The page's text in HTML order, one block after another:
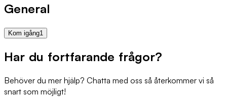
General
Kom igång1
Har du fortfarande frågor?
Behöver du mer hjälp? Chatta med oss så återkommer vi så
snart som möjligt!